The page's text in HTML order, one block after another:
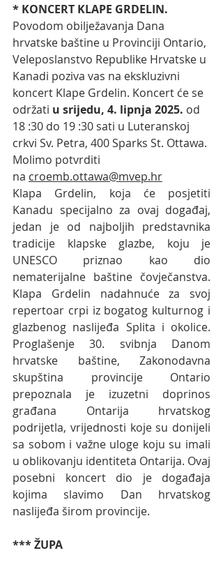
* KONCERT KLAPE GRDELIN.
Povodom obilježavanja Dana
hrvatske baštine u Provinciji Ontario,
Veleposlanstvo Republike Hrvatske u
Kanadi poziva vas na ekskluzivni
koncert Klape Grdelin. Koncert će se
održati u srijedu, 4. lipnja 2025. od
18 :30 do 19 :30 sati u Luteranskoj
crkvi Sv. Petra, 400 Sparks St. Ottawa.
Molimo potvrditi
na croemb.ottawa@mvep.hr
Klapa Grdelin, koja će posjetiti
Kanadu specijalno za ovaj događaj,
jedan je od najboljih predstavnika
tradicije klapske glazbe, koju je
UNESCO priznao kao dio
nematerijalne baštine čovječanstva.
Klapa Grdelin nadahnuće za svoj
repertoar crpi iz bogatog kulturnog i
glazbenog naslijeđa Splita i okolice.
Proglašenje 30. svibnja Danom
hrvatske baštine, Zakonodavna
skupština provincije Ontario
prepoznala je izuzetni doprinos
građana Ontarija hrvatskog
podrijetla, vrijednosti koje su donijeli
sa sobom i važne uloge koju su imali
u oblikovanju identiteta Ontarija. Ovaj
posebni koncert dio je događaja
kojima slavimo Dan hrvatskog
naslijeđa širom provincije.
*** ŽUPA